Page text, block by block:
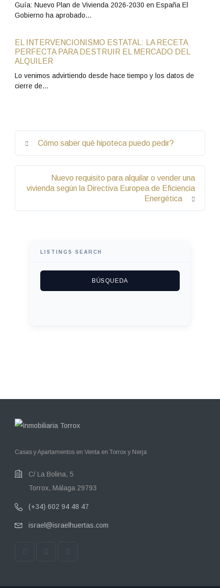
Guía: Nuevo Plan de Vivienda 2026-2030 en España El
Gobierno ha aprobado…
EL INTERVENCIONISMO ESTATAL: LA RECETA
PERFECTA PARA DESTRUIR EL MERCADO DEL
ALQUILER
Lo venimos advirtiendo desde hace tiempo y los datos de
cierre de…
Cómo saber qué hipoteca puedo pedir?
Nuevo requisito para alquilar o vender una
vivienda según la Directiva Europea de Eficiencia
Energética
LISTINGS SEARCH
Casas y Apartamentos en Venta en Torrox y Nerja
C/ La Bolina, 5
Torrox, Málaga 29793
(+34) 602 94 48 47
israel@israelhuertas.com